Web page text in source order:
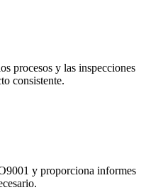
procesos y las inspecciones
consistente.
y proporciona informes